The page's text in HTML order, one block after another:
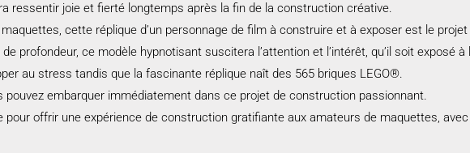
ressentir joie et fierté longtemps après la fin de la construction créative.
cette réplique d’un personnage de film à construire et à exposer est le projet
profondeur, ce modèle hypnotisant suscitera l’attention et l’intérêt, qu’il soit exposé
au stress tandis que la fascinante réplique naît des 565 briques LEGO®.
embarquer immédiatement dans ce projet de construction passionnant.
offrir une expérience de construction gratifiante aux amateurs de maquettes,